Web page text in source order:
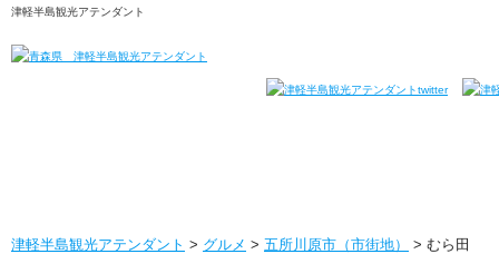
津軽半島観光アテンダント
津軽半島観光アテンダント > グルメ > 五所川原市（市街地） > むら田